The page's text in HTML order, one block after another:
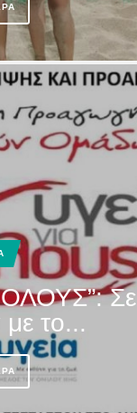
ΟΛΟΥΣ”: Σε
με το...